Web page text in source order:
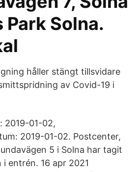
Park Solna.
håller stängt tillsvidare
av Covid-19 i
2019-01-02,
2019-01-02. Postcenter,
5 i Solna har tagit
entrén. 16 apr 2021